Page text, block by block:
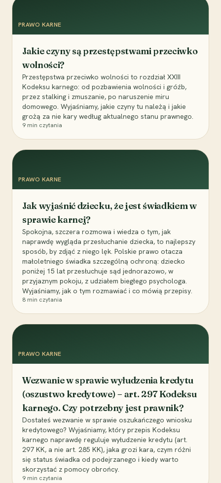
PRAWO KARNE
Jakie czyny są przestępstwami przeciwko
wolności?
Przestępstwa przeciwko wolności to rozdział XXIII
Kodeksu karnego: od pozbawienia wolności i gróźb,
przez stalking i zmuszanie, po naruszenie miru
domowego. Wyjaśniamy, jakie czyny tu należą i jakie
grożą za nie kary według aktualnego stanu prawnego.
9 min czytania
PRAWO KARNE
Jak wyjaśnić dziecku, że jest świadkiem w
sprawie karnej?
Spokojna, szczera rozmowa i wiedza o tym, jak
naprawdę wygląda przesłuchanie dziecka, to najlepszy
sposób, by zdjąć z niego lęk. Polskie prawo otacza
małoletniego świadka szczególną ochroną: dziecko
poniżej 15 lat przesłuchuje sąd jednorazowo, w
przyjaznym pokoju, z udziałem biegłego psychologa.
Wyjaśniamy, jak o tym rozmawiać i co mówią przepisy.
8 min czytania
PRAWO KARNE
Wezwanie w sprawie wyłudzenia kredytu
(oszustwo kredytowe) – art. 297 Kodeksu
karnego. Czy potrzebny jest prawnik?
Dostałeś wezwanie w sprawie oszukańczego wniosku
kredytowego? Wyjaśniamy, który przepis Kodeksu
karnego naprawdę reguluje wyłudzenie kredytu (art.
297 KK, a nie art. 285 KK), jaka grozi kara, czym różni
się status świadka od podejrzanego i kiedy warto
skorzystać z pomocy obrońcy.
9 min czytania